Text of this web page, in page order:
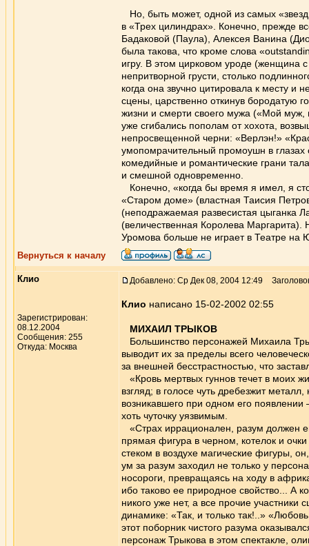
Но, быть может, одной из самых
в «Трех цилиндрах». Конечно, прежде
Бадаковой (Паула), Алексея Ванина
была такова, что кроме слова
игру. В этом цирковом уроде (женщина
непритворной грусти, столько
когда она звучно цитировала к месту и
сцены, царственно откинув бородатую
жизни и смерти своего мужа («Мой муж,
уже сгибались пополам от хохота,
непросвещенной черни: «Верлэн!»
умопомрачительный промоушн в глазах
комедийные и романтические грани
и смешной одновременно.
Конечно, «когда бы время я имел, я
«Старом доме» (властная Таисия
(неподражаемая развесистая цыганка
(величественная Королева
Уромова больше не играет в Театре на
Вернуться к началу
Клио
Зарегистрирован:
08.12.2004
Сообщения: 255
Откуда: Москва
Добавлено: Ср Дек 08, 2004 12:49
Клио написано 15-02-2002 02:55
МИХАИЛ ТРЫКОВ
Большинство персонажей Михаила
выводит их за пределы всего
за внешней бесстрастностью, что
«Кровь мертвых гуннов течет в моих
взгляд; в голосе чуть дребезжит
возникавшего при одном его
хоть чуточку уязвимым.
«Страх иррационален, разум должен
прямая фигура в черном, котелок и
стеком в воздухе магические фигуры,
ум за разум заходил не только у
носороги, превращаясь на ходу в
ибо таково ее природное свойство... А
никого уже нет, а все прочие
динамике: «Так, и только так!..»
этот поборник чистого разума
персонаж Трыкова в этом спектакле,